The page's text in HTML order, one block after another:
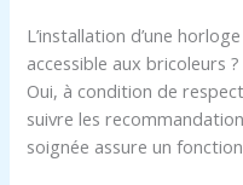
L’installation d’une
accessible aux bricoleurs ?
Oui, à condition de
suivre les
soignée assure un